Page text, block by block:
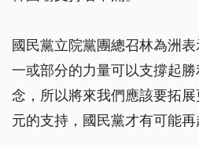
國民黨立院黨團總召林為洲
一或部分的力量可以支撐起
念，所以將來我們應該要拓
元的支持，國民黨才有可能再